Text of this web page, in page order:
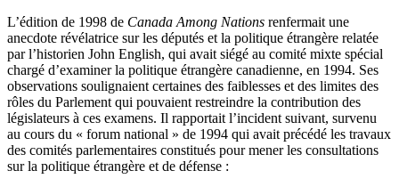
L’édition de 1998 de Canada Among Nations renfermait une
anecdote révélatrice sur les députés et la politique étrangère relatée
par l’historien John English, qui avait siégé au comité mixte spécial
chargé d’examiner la politique étrangère canadienne, en 1994. Ses
observations soulignaient certaines des faiblesses et des limites des
rôles du Parlement qui pouvaient restreindre la contribution des
législateurs à ces examens. Il rapportait l’incident suivant, survenu
au cours du « forum national » de 1994 qui avait précédé les travaux
des comités parlementaires constitués pour mener les consultations
sur la politique étrangère et de défense :